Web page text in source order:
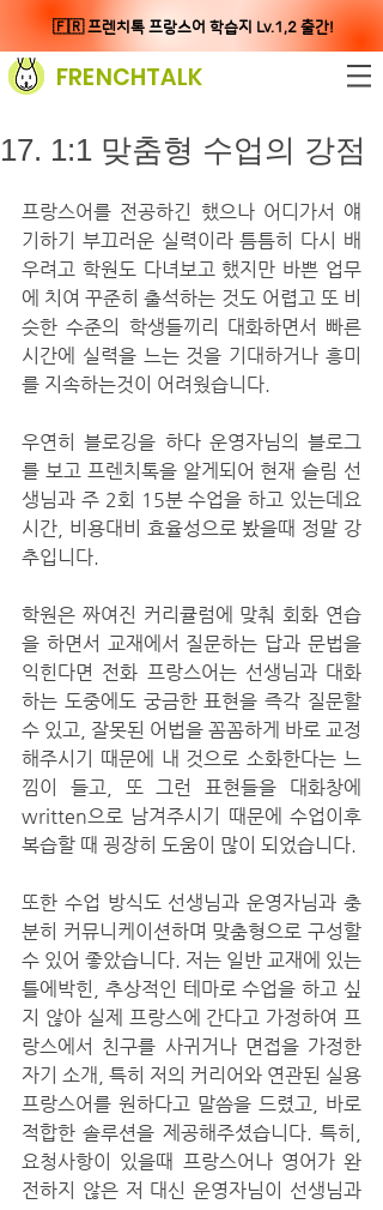
🇫🇷 프렌치톡 프랑스어 학습지 Lv.1,2 출간!
FRENCHTALK
17. 1:1 맞춤형 수업의 강점
프랑스어를 전공하긴 했으나 어디가서 얘
기하기 부끄러운 실력이라 틈틈히 다시 배
우려고 학원도 다녀보고 했지만 바쁜 업무
에 치여 꾸준히 출석하는 것도 어렵고 또 비
슷한 수준의 학생들끼리 대화하면서 빠른
시간에 실력을 느는 것을 기대하거나 흥미
를 지속하는것이 어려웠습니다.
우연히 블로깅을 하다 운영자님의 블로그
를 보고 프렌치톡을 알게되어 현재 슬림 선
생님과 주 2회 15분 수업을 하고 있는데요
시간, 비용대비 효율성으로 봤을때 정말 강
추입니다.
학원은 짜여진 커리큘럼에 맞춰 회화 연습
을 하면서 교재에서 질문하는 답과 문법을
익힌다면 전화 프랑스어는 선생님과 대화
하는 도중에도 궁금한 표현을 즉각 질문할
수 있고, 잘못된 어법을 꼼꼼하게 바로 교정
해주시기 때문에 내 것으로 소화한다는 느
낌이 들고, 또 그런 표현들을 대화창에
written으로 남겨주시기 때문에 수업이후
복습할 때 굉장히 도움이 많이 되었습니다.
또한 수업 방식도 선생님과 운영자님과 충
분히 커뮤니케이션하며 맞춤형으로 구성할
수 있어 좋았습니다. 저는 일반 교재에 있는
틀에박힌, 추상적인 테마로 수업을 하고 싶
지 않아 실제 프랑스에 간다고 가정하여 프
랑스에서 친구를 사귀거나 면접을 가정한
자기 소개, 특히 저의 커리어와 연관된 실용
프랑스어를 원하다고 말씀을 드렸고, 바로
적합한 솔루션을 제공해주셨습니다. 특히,
요청사항이 있을때 프랑스어나 영어가 완
전하지 않은 저 대신 운영자님이 선생님과